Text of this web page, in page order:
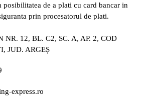
posibilitatea de a plati cu card bancar in
prin procesatorul de plati.
NR. 12, BL. C2, SC. A, AP. 2, COD
JUD. ARGEȘ
express.ro